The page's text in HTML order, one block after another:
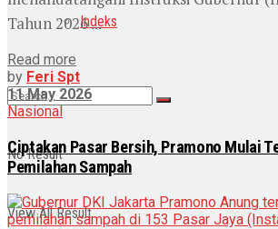
Indeks
No Result
View All Result
Tahun 2026 ...
Read more
by Feri Spt
11 May 2026
Nasional
Ciptakan Pasar Bersih, Pramono Mulai
Pemilahan Sampah